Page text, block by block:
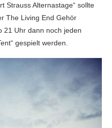
Strauss Alternastage“ sollte
The Living End Gehör
21 Uhr dann noch jeden
gespielt werden.